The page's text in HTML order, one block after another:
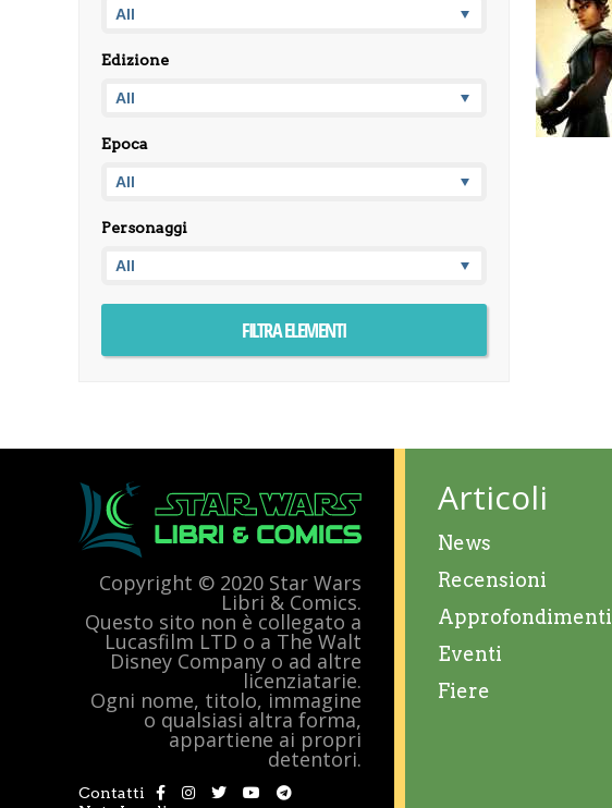
Edizione
Epoca
Personaggi
Copyright © 2020 Star Wars
Libri & Comics.
Questo sito non è collegato a
Lucasfilm LTD o a The Walt
Disney Company o ad altre
licenziatarie.
Ogni nome, titolo, immagine
o qualsiasi altra forma,
appartiene ai propri
detentori.
Contatti
Articoli
News
Recensioni
Approfondimenti
Eventi
Fiere